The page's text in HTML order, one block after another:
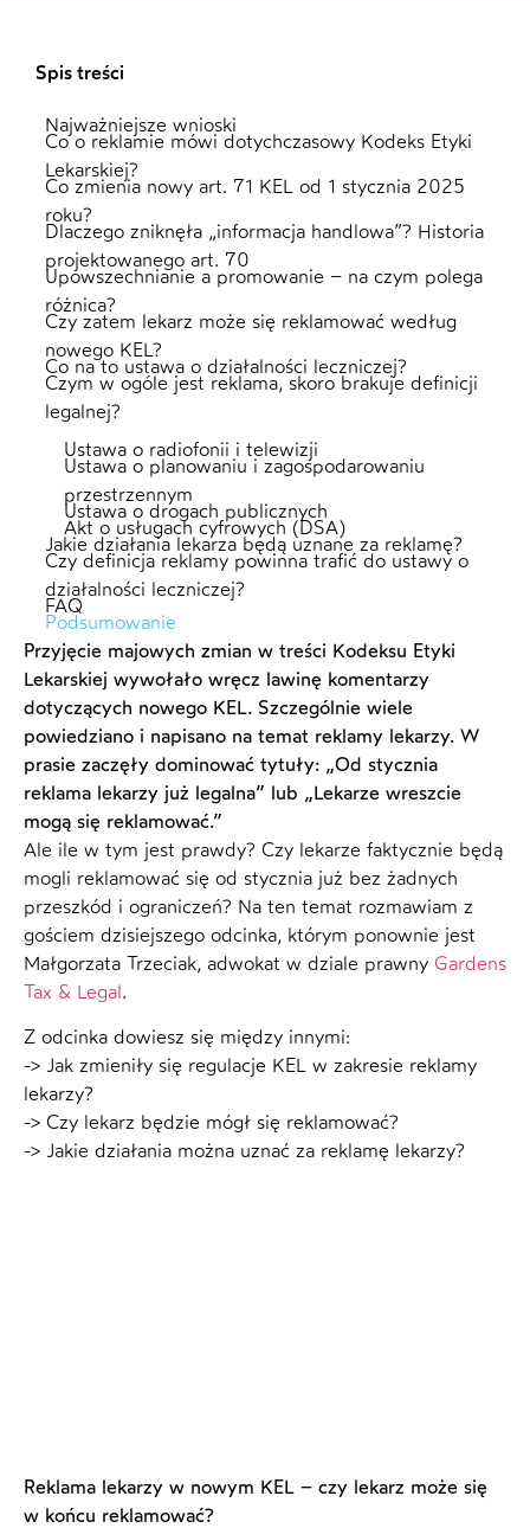
Spis treści
Najważniejsze wnioski
Co o reklamie mówi dotychczasowy Kodeks Etyki
Lekarskiej?
Co zmienia nowy art. 71 KEL od 1 stycznia 2025
roku?
Dlaczego zniknęła „informacja handlowa”? Historia
projektowanego art. 70
Upowszechnianie a promowanie – na czym polega
różnica?
Czy zatem lekarz może się reklamować według
nowego KEL?
Co na to ustawa o działalności leczniczej?
Czym w ogóle jest reklama, skoro brakuje definicji
legalnej?
Ustawa o radiofonii i telewizji
Ustawa o planowaniu i zagospodarowaniu
przestrzennym
Ustawa o drogach publicznych
Akt o usługach cyfrowych (DSA)
Jakie działania lekarza będą uznane za reklamę?
Czy definicja reklamy powinna trafić do ustawy o
działalności leczniczej?
FAQ
Podsumowanie
Przyjęcie majowych zmian w treści Kodeksu Etyki
Lekarskiej wywołało wręcz lawinę komentarzy
dotyczących nowego KEL. Szczególnie wiele
powiedziano i napisano na temat reklamy lekarzy. W
prasie zaczęły dominować tytuły: „Od stycznia
reklama lekarzy już legalna” lub „Lekarze wreszcie
mogą się reklamować.”
Ale ile w tym jest prawdy? Czy lekarze faktycznie będą
mogli reklamować się od stycznia już bez żadnych
przeszkód i ograniczeń? Na ten temat rozmawiam z
gościem dzisiejszego odcinka, którym ponownie jest
Małgorzata Trzeciak, adwokat w dziale prawny Gardens
Tax & Legal.
Z odcinka dowiesz się między innymi:
-> Jak zmieniły się regulacje KEL w zakresie reklamy
lekarzy?
-> Czy lekarz będzie mógł się reklamować?
-> Jakie działania można uznać za reklamę lekarzy?
Reklama lekarzy w nowym KEL – czy lekarz może się
w końcu reklamować?